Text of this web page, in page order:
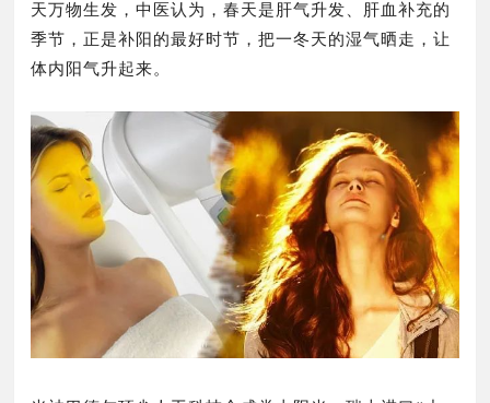
天万物生发，中医认为，春天是肝气升发、肝血补充的
季节，正是补阳的最好时节，把一冬天的湿气晒走，让
体内阳气升起来。